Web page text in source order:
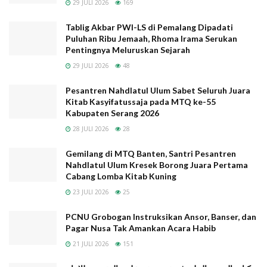
Telah Terbit Buku Kiai Imad 1000 Halaman Lebih: Sejarah
Runtuhnya Nasab Baalwi di Indonesia
Tablig Akbar PWI-LS di Pemalang Dipadati Puluhan Ribu
Jemaah, Rhoma Irama Serukan Pentingnya Meluruskan
Pesantren Nahdlatul Ulum Sabet Seluruh Juara Kitab
Kasyifatussaja pada MTQ ke-55 Kabupaten Serang 2026
Kresek Borong Juara Pertama Cabang Lomba Kitab Kuning
PCNU Grobogan Instruksikan Ansor, Banser, dan Pagar Nusa
Tak Amankan Acara Habib
Lanjutnya, “Disinilah RMI berfungsi sebagai katalisator,
29 JULI 2026 169
Tablig Akbar PWI-LS di Pemalang Dipadati
Puluhan Ribu Jemaah, Rhoma Irama Serukan
Pentingnya Meluruskan Sejarah
29 JULI 2026 48
Pesantren Nahdlatul Ulum Sabet Seluruh Juara
Kitab Kasyifatussaja pada MTQ ke-55
Kabupaten Serang 2026
28 JULI 2026 28
Gemilang di MTQ Banten, Santri Pesantren
Nahdlatul Ulum Kresek Borong Juara Pertama
Cabang Lomba Kitab Kuning
23 JULI 2026 25
PCNU Grobogan Instruksikan Ansor, Banser, dan
Pagar Nusa Tak Amankan Acara Habib
21 JULI 2026 151